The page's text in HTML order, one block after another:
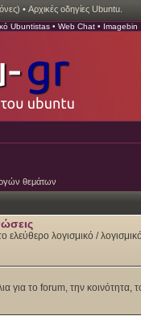
• Αρχικές οδηγίες Ubuntu.
Ubuntistas • Web Chat • Imagebin
θεμάτων
ελεύθερο λογισμικό /
για το forum, την κοινότητα,